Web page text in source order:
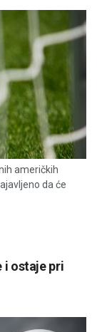
američkih
da će
i ostaje pri